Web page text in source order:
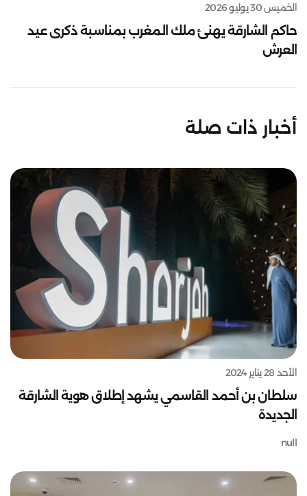
الخميس 30 يوليو 2026
حاكم الشارقة يهنئ ملك المغرب بمناسبة ذكرى عيد
العرش
أخبار ذات صلة
الأحد 28 يناير 2024
سلطان بن أحمد القاسمي يشهد إطلاق هوية الشارقة
الجديدة
null